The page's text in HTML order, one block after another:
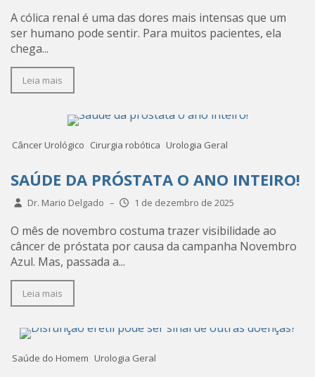
A cólica renal é uma das dores mais intensas que um
ser humano pode sentir. Para muitos pacientes, ela
chega...
Leia mais
Câncer Urológico Cirurgia robótica Urologia Geral
SAÚDE DA PRÓSTATA O ANO INTEIRO!
Dr. Mario Delgado – 1 de dezembro de 2025
O mês de novembro costuma trazer visibilidade ao
câncer de próstata por causa da campanha Novembro
Azul. Mas, passada a...
Leia mais
Saúde do Homem Urologia Geral